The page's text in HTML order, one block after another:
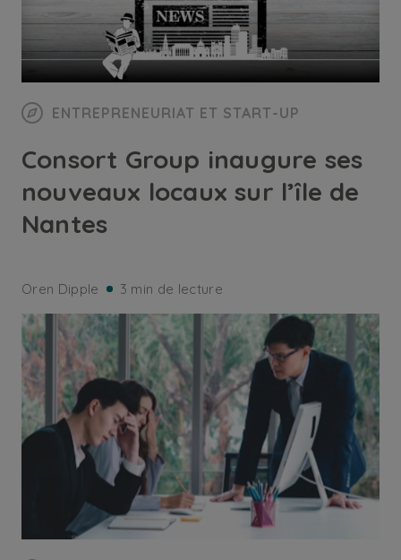
ENTREPRENEURIAT ET START-UP
Consort Group inaugure ses
nouveaux locaux sur l’île de
Nantes
Oren Dipple 3 min de lecture